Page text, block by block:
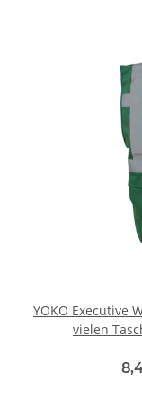
YOKO Executive
vielen